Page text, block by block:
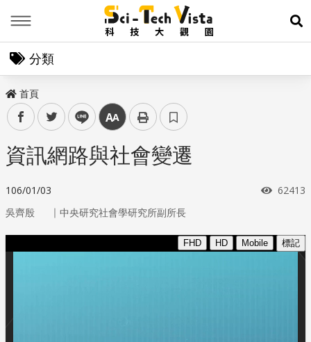
展
分類
首頁
facebooktwitter line 中
資訊網路與社會變遷
106/01/03 瀏覽次
62413
吳齊殷 ｜ 中央研究社會學研究所副所長